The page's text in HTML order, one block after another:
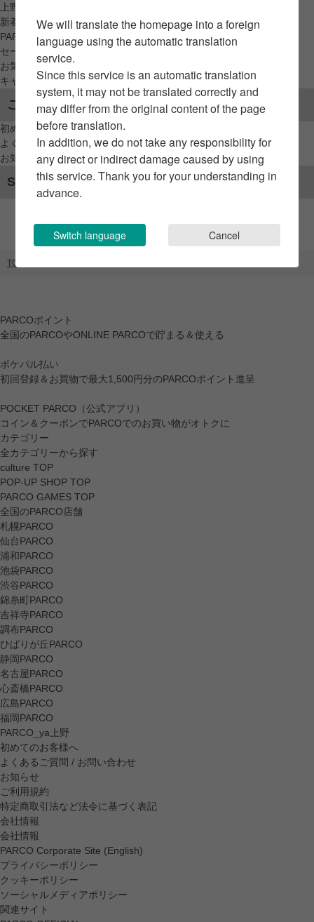
上野
新着アイテムから探す
PARCO限定アイテムから探す
セールアイテムから探す
お気に入りから探す
キャンペーン/クーポン対象から探す
ご利用案内
初めてのお客様へ
よくあるご質問 / お問い合わせ
お知らせ
SNSアカウント
TOP
PARCOポイント
全国のPARCOやONLINE PARCOで貯まる＆使える
ポケパル払い
初回登録＆お買物で最大1,500円分のPARCOポイント進呈
POCKET PARCO（公式アプリ）
コイン＆クーポンでPARCOでのお買い物がオトクに
カテゴリー
全カテゴリーから探す
culture TOP
POP-UP SHOP TOP
PARCO GAMES TOP
全国のPARCO店舗
札幌PARCO
仙台PARCO
浦和PARCO
池袋PARCO
渋谷PARCO
錦糸町PARCO
吉祥寺PARCO
調布PARCO
ひばりが丘PARCO
静岡PARCO
名古屋PARCO
心斎橋PARCO
広島PARCO
福岡PARCO
PARCO_ya上野
初めてのお客様へ
よくあるご質問 / お問い合わせ
お知らせ
ご利用規約
特定商取引法など法令に基づく表記
会社情報
会社情報
PARCO Corporate Site (English)
プライバシーポリシー
クッキーポリシー
ソーシャルメディアポリシー
関連サイト
We will translate the homepage into a foreign
language using the automatic translation
service.
Since this service is an automatic translation
system, it may not be translated correctly and
may differ from the original content of the page
before translation.
In addition, we do not take any responsibility for
any direct or indirect damage caused by using
this service. Thank you for your understanding in
advance.
Switch language Cancel